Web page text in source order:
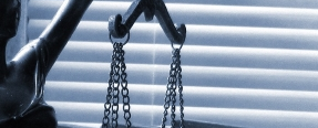
Kontakt